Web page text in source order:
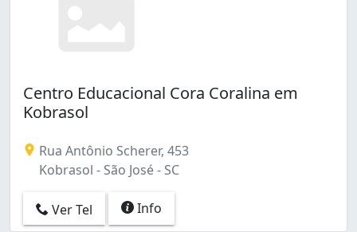
Centro Educacional Cora Coralina em
Kobrasol
Rua Antônio Scherer, 453
Kobrasol - São José - SC
Ver Tel Info